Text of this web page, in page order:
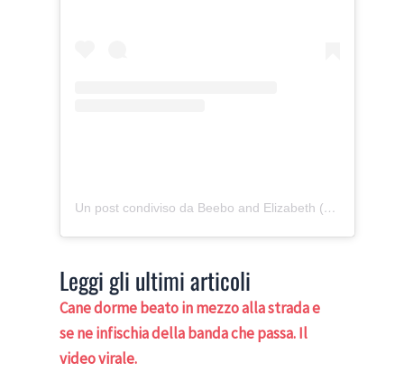
Un post condiviso da Beebo and Elizabeth (@beebothecorgi)
Leggi gli ultimi articoli
Cane dorme beato in mezzo alla strada e
se ne infischia della banda che passa. Il
video virale.